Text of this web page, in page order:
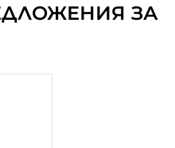
ЗА